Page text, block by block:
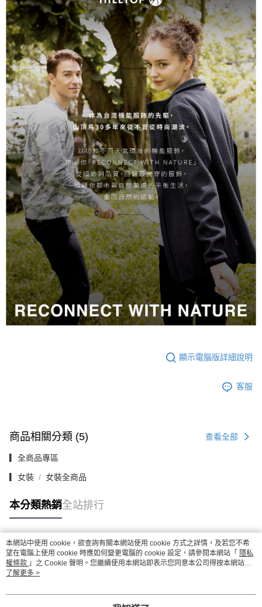
顯示電腦版詳細說明
客服
商品相關分類 (5) 查看全部
▎全商品專區
▎女裝 女裝全商品
本分類熱銷全站排行
熱門標籤
本網站中使用 cookie，欲查詢有關本網站使用 cookie 方式之詳情，及若您不希
望在電腦上使用 cookie 時應如何變更電腦的 cookie 設定，請參閱本網站「 隱私
權條款 」之 Cookie 聲明。您繼續使用本網站即表示您同意本公司得按本網站使
用條款之 Cookie 聲明使用 cookie。
了解更多 >